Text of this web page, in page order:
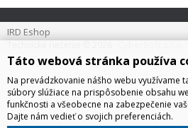
IRD Eshop
CyberSoft s.r.o.
Táto webová stránka používa
Na prevádzkovanie nášho webu využívame
súbory slúžiace na prispôsobenie obsahu
funkčnosti a všeobecne na zabezpečenie
Dajte nám vedieť o svojich preferenciách.